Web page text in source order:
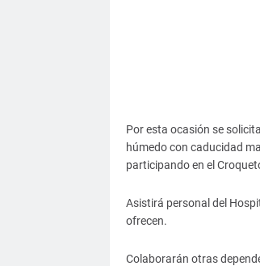
Por esta ocasión se
húmedo con caducidad
participando en el
Asistirá personal del
ofrecen.
Colaborarán otras